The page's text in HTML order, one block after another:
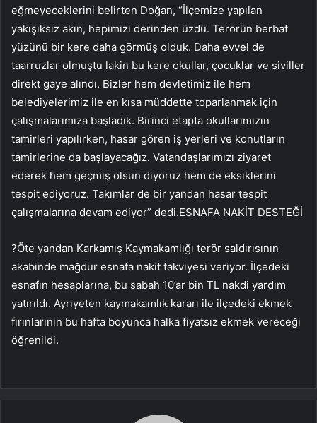
eğmeyeceklerini belirten Doğan, “İlçemize yapılan
yakışıksız akın, hepimizi derinden üzdü. Terörün berbat
yüzünü bir kere daha görmüş olduk. Daha evvel de
taarruzlar olmuştu lakin bu kere okullar, çocuklar ve siviller
direkt gaye alındı. Bizler hem devletimiz ile hem
belediyelerimiz ile en kısa müddette toparlanmak için
çalışmalarımıza başladık. Birinci etapta okullarımızın
tamirleri yapılırken, hasar gören iş yerleri ve konutların
tamirlerine da başlayacağız. Vatandaşlarımızı ziyaret
ederek hem geçmiş olsun diyoruz hem de eksiklerini
tespit ediyoruz. Takımlar de bir yandan hasar tespit
çalışmalarına devam ediyor” dedi.ESNAFA NAKİT DESTEĞİ
?Öte yandan Karkamış Kaymakamlığı terör saldırısının
akabinde mağdur esnafa nakit takviyesi veriyor. İlçedeki
esnafın hesaplarına, bu sabah 10’ar bin TL nakdi yardım
yatırıldı. Ayrıyeten kaymakamlık kararı ile ilçedeki ekmek
fırınlarının bu hafta boyunca halka fiyatsız ekmek vereceği
öğrenildi.